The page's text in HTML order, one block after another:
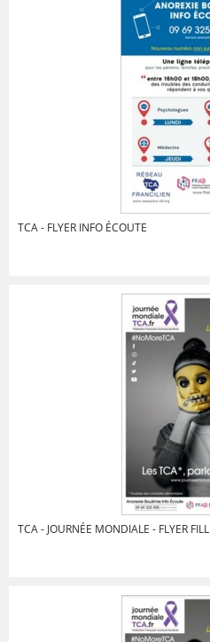
TCA - FLYER INFO ÉCOUTE
TCA - JOURNÉE MONDIALE - FLYER FILL